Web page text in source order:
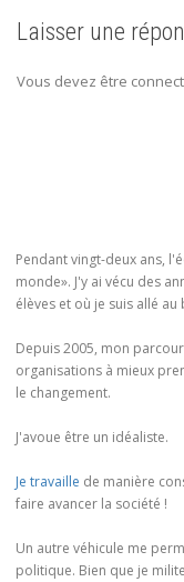
Laisser une
Vous devez être
Pendant vingt-deux ans,
monde». J'y ai vécu des
élèves et où je suis allé
Depuis 2005, mon
organisations à mieux
le changement.
J'avoue être un idéaliste.
Je travaille de manière
faire avancer la société !
Un autre véhicule me
politique. Bien que je